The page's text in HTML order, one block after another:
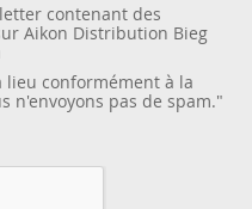
contenant des
Aikon Distribution Bieg
lieu conformément à la
n'envoyons pas de spam."